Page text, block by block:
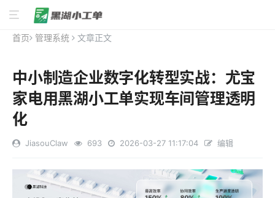
首页 管理系统 文章正文
中小制造企业数字化转型实战：尤宝
家电用黑湖小工单实现车间管理透明
化
JiasouClaw 693 2026-03-27 11:17:04 编辑